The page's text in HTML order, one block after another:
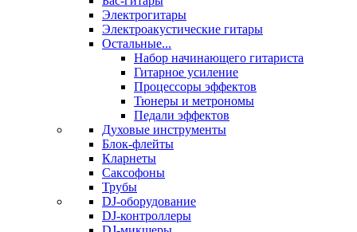
Электрогитары
Электроакустические гитары
Остальные...
Набор начинающего гитариста
Гитарное усиление
Процессоры эффектов
Тюнеры и метрономы
Педали эффектов
Духовые инструменты
Блок-флейты
Кларнеты
Саксофоны
Трубы
DJ-оборудование
DJ-контроллеры